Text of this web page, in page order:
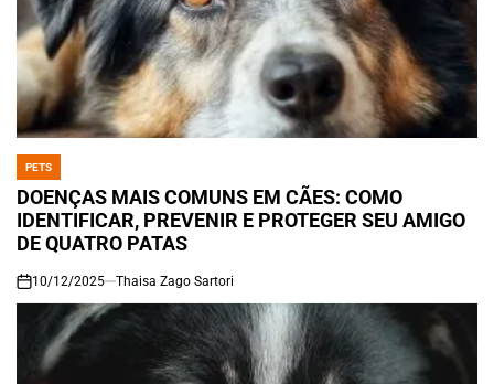
POSTED
IN
PETS
DOENÇAS MAIS COMUNS EM CÃES: COMO
IDENTIFICAR, PREVENIR E PROTEGER SEU AMIGO
DE QUATRO PATAS
on
10/12/2025 Thaisa Zago Sartori